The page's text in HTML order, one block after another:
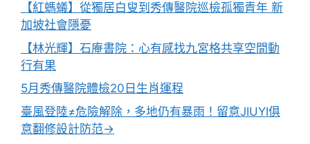
【紅螞蟻】從獨居白叟到秀傳醫院巡檢孤獨青年 新
加坡社會隱憂
【林光輝】石庵書院：心有感找九宮格共享空間動
行有果
5月秀傳醫院體檢20日生肖運程
臺風登陸≠危險解除，多地仍有暴雨！留意JIUYI俱
意翻修設計防范→